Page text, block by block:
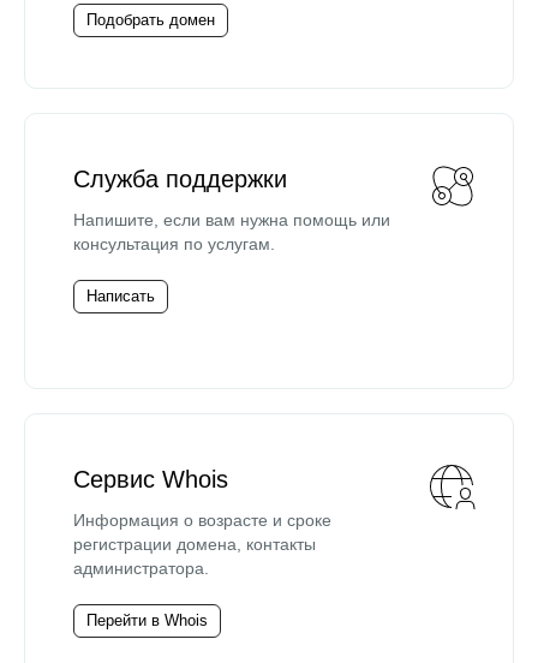
Подобрать домен
Служба поддержки
Напишите, если вам нужна помощь или
консультация по услугам.
Написать
Сервис Whois
Информация о возрасте и сроке
регистрации домена, контакты
администратора.
Перейти в Whois